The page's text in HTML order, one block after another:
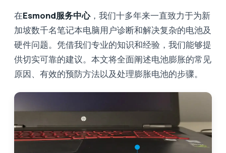
在Esmond服务中心，我们十多年来一直致力于为新
加坡数千名笔记本电脑用户诊断和解决复杂的电池及
硬件问题。凭借我们专业的知识和经验，我们能够提
供切实可靠的建议。本文将全面阐述电池膨胀的常见
原因、有效的预防方法以及处理膨胀电池的步骤。